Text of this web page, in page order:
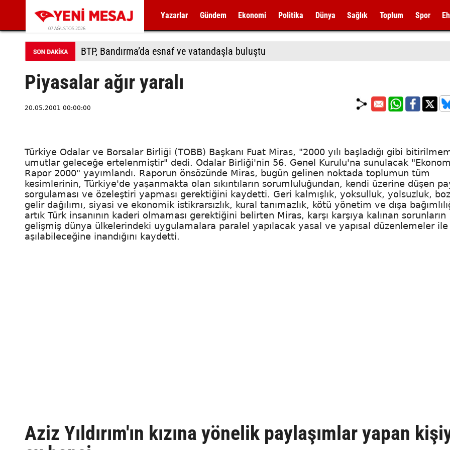
07 AĞUSTOS 2026
Yazarlar Gündem Ekonomi Politika Dünya Sağlık Toplum Spor
BTP, Bandırma’da esnaf ve vatandaşla buluştu
Piyasalar ağır yaralı
20.05.2001 00:00:00
Türkiye Odalar ve Borsalar Birliği (TOBB) Başkanı Fuat Miras, "2000 yılı başladığı gibi
umutlar geleceğe ertelenmiştir" dedi. Odalar Birliği'nin 56. Genel Kurulu'na sunulacak
Rapor 2000" yayımlandı. Raporun önsözünde Miras, bugün gelinen noktada toplumun tüm
kesimlerinin, Türkiye'de yaşanmakta olan sıkıntıların sorumluluğundan, kendi üzerine düşen
sorgulaması ve özeleştiri yapması gerektiğini kaydetti. Geri kalmışlık, yoksulluk, yolsuzluk,
gelir dağılımı, siyasi ve ekonomik istikrarsızlık, kural tanımazlık, kötü yönetim ve dışa
artık Türk insanının kaderi olmaması gerektiğini belirten Miras, karşı karşıya kalınan sorunların
gelişmiş dünya ülkelerindeki uygulamalara paralel yapılacak yasal ve yapısal düzenlemeler ile
aşılabileceğine inandığını kaydetti.
Aziz Yıldırım'ın kızına yönelik paylaşımlar yapan